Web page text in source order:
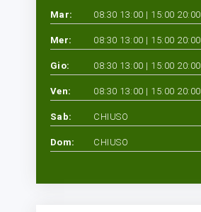
Mar: 08:30 13:00 | 15:00 20:00
Mer: 08:30 13:00 | 15:00 20:00
Gio: 08:30 13:00 | 15:00 20:00
Ven: 08:30 13:00 | 15:00 20:00
Sab: CHIUSO
Dom: CHIUSO